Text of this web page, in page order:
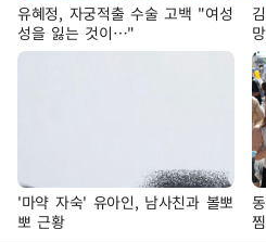
유혜정, 자궁적출 수술 고백 "여성
성을 잃는 것이…"
'마약 자숙' 유아인, 남사친과 볼뽀
뽀 근황